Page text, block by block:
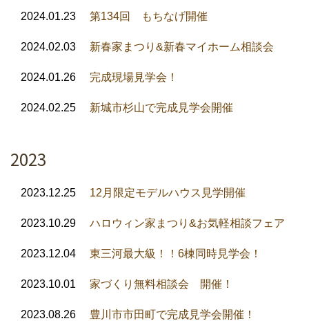
2024.01.23 第134回 もちなげ開催
2024.02.03 新春家まつり&新春マイホーム相談会
2024.01.26 完成現場見学会！
2024.02.25 新城市杉山で完成見学会開催
2023
2023.12.25 12月限定モデルハウス見学開催
2023.10.29 ハロウィン家まつり&お気軽相談フェア
2023.12.04 東三河最大級！！6棟同時見学会！
2023.10.01 家づくり無料相談会 開催！
2023.08.26 豊川市市田町で完成見学会開催！